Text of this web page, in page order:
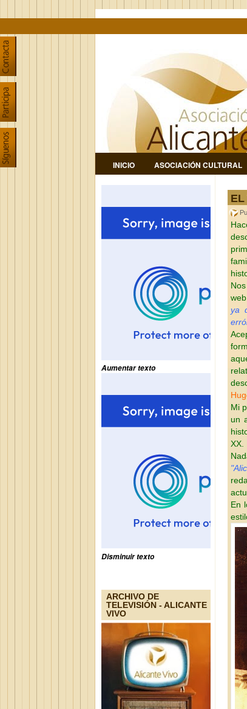
INICIO ASOCIACIÓN CULTURAL
Aumentar texto
Disminuir texto
ARCHIVO DE
TELEVISIÓN - ALICANTE
VIVO
EL
web
ya
Mi
un
XX.
En